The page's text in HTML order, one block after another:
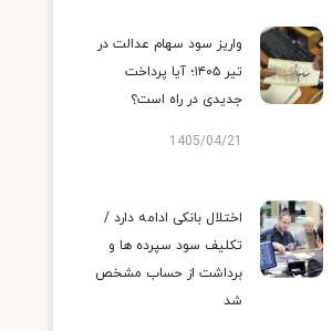
واریز سود سهام عدالت در
تیر ۱۴۰۵؛ آیا پرداخت
جدیدی در راه است؟
1405/04/21
اختلال بانکی ادامه دارد /
تکلیف سود سپرده ها و
برداشت از حساب مشخص
شد